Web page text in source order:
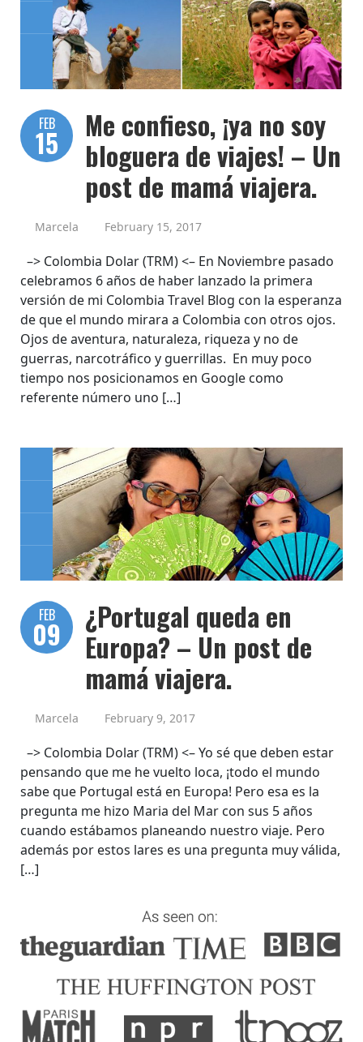
FEB
15
Me confieso, ¡ya no soy
bloguera de viajes! – Un
post de mamá viajera.
Marcela February 15, 2017
–> Colombia Dolar (TRM) <– En Noviembre pasado
celebramos 6 años de haber lanzado la primera
versión de mi Colombia Travel Blog con la esperanza
de que el mundo mirara a Colombia con otros ojos.
Ojos de aventura, naturaleza, riqueza y no de
guerras, narcotráfico y guerrillas. En muy poco
tiempo nos posicionamos en Google como
referente número uno […]
FEB
09
¿Portugal queda en
Europa? – Un post de
mamá viajera.
Marcela February 9, 2017
–> Colombia Dolar (TRM) <– Yo sé que deben estar
pensando que me he vuelto loca, ¡todo el mundo
sabe que Portugal está en Europa! Pero esa es la
pregunta me hizo Maria del Mar con sus 5 años
cuando estábamos planeando nuestro viaje. Pero
además por estos lares es una pregunta muy válida,
[…]